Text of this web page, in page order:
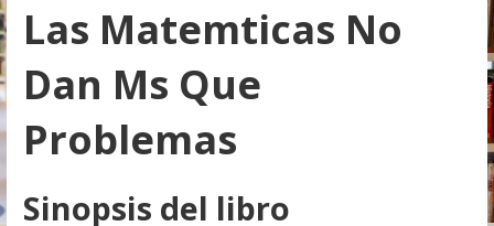
a
l
c
o
n
e
n
Las Matemticas No
Dan Ms Que
Problemas
Sinopsis del libro